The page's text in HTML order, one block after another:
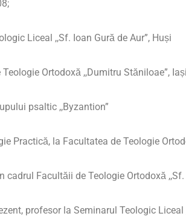
Liceal ,,Sf. Ioan Gură de Aur”, Huși
Ortodoxă ,,Dumitru Stăniloae”, Iași
psaltic ,,Byzantion”
Practică, la Facultatea de Teologie
cadrul Facultăii de Teologie Ortodoxă ,,Sf.
profesor la Seminarul Teologic Liceal